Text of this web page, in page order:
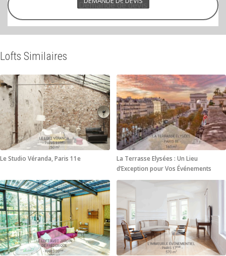
Demande de devis
Lofts Similaires
Le Studio Véranda, Paris 11e
La Terrasse Elysées : Un Lieu
d’Exception pour Vos Événements